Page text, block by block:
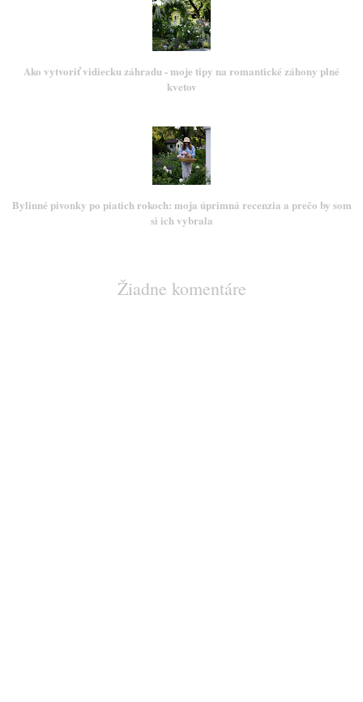
Ako vytvoriť vidiecku záhradu - moje tipy na romantické záhony plné
kvetov
Bylinné pivonky po piatich rokoch: moja úprimná recenzia a prečo by som
si ich vybrala
Žiadne komentáre